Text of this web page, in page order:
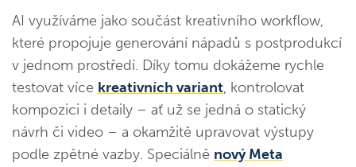
AI využíváme jako součást kreativního workflow,
které propojuje generování nápadů s postprodukcí
v jednom prostředí. Díky tomu dokážeme rychle
testovat více kreativních variant, kontrolovat
kompozici i detaily – ať už se jedná o statický
návrh či video – a okamžitě upravovat výstupy
podle zpětné vazby. Speciálně nový Meta